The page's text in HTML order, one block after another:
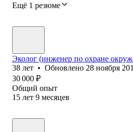
Ещё 1 резюме
Эколог (инженер по охране
38 лет • Обновлено 28 ноября
30 000 ₽
Общий опыт
15 лет 9 месяцев